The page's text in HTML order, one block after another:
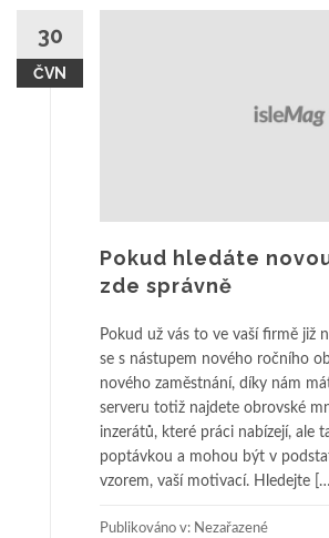
30
ČVN
Pokud hledáte
zde správně
Pokud už vás to ve vaší firmě již
se s nástupem nového ročního
nového zaměstnání, díky nám
serveru totiž najdete obrovské
inzerátů, které práci nabízejí, ale
poptávkou a mohou být v
vzorem, vaší motivací. Hledejte […]
Publikováno v: Nezařazené